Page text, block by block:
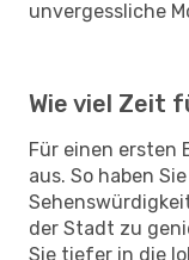
unvergessliche
Wie viel Zeit
Für einen ersten
aus. So haben
der Stadt zu
Sie tiefer in die